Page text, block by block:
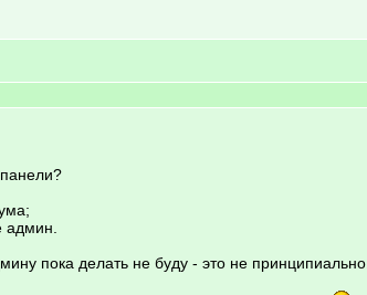
пока делать не буду - это не принципиально.